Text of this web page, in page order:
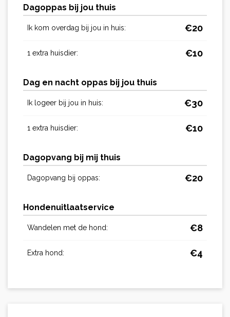
Dagoppas bij jou thuis
Ik kom overdag bij jou in huis: €20
1 extra huisdier: €10
Dag en nacht oppas bij jou thuis
Ik logeer bij jou in huis: €30
1 extra huisdier: €10
Dagopvang bij mij thuis
Dagopvang bij oppas: €20
Hondenuitlaatservice
Wandelen met de hond: €8
Extra hond: €4